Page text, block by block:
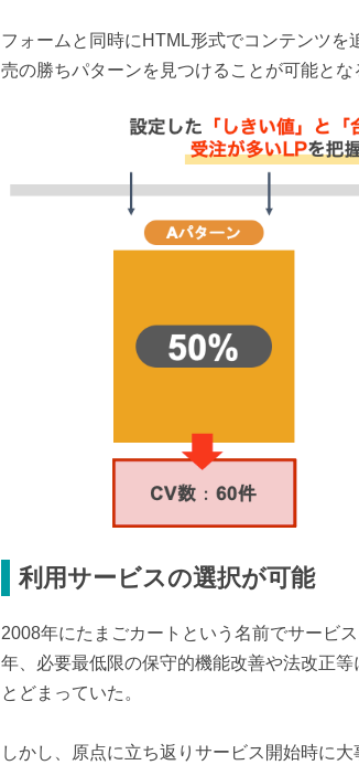
フォームと同時にHTML形式でコンテンツを
売の勝ちパターンを見つけることが可能とな
利用サービスの選択が可能
2008年にたまごカートという名前でサービ
年、必要最低限の保守的機能改善や法改正
とどまっていた。
しかし、原点に立ち返りサービス開始時に